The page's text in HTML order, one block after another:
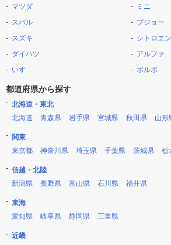
マツダ
スバル
スズキ
ダイハツ
いすゞ
ミニ
プジョー
シトロエン
アルファ
ボルボ
都道府県から探す
北海道・東北
北海道
青森県 岩手県 宮城県 秋田県 山形
関東
東京都
神奈川県 埼玉県 千葉県 茨城県 栃
信越・北陸
新潟県
長野県 富山県 石川県 福井県
東海
愛知県
岐阜県 静岡県 三重県
近畿